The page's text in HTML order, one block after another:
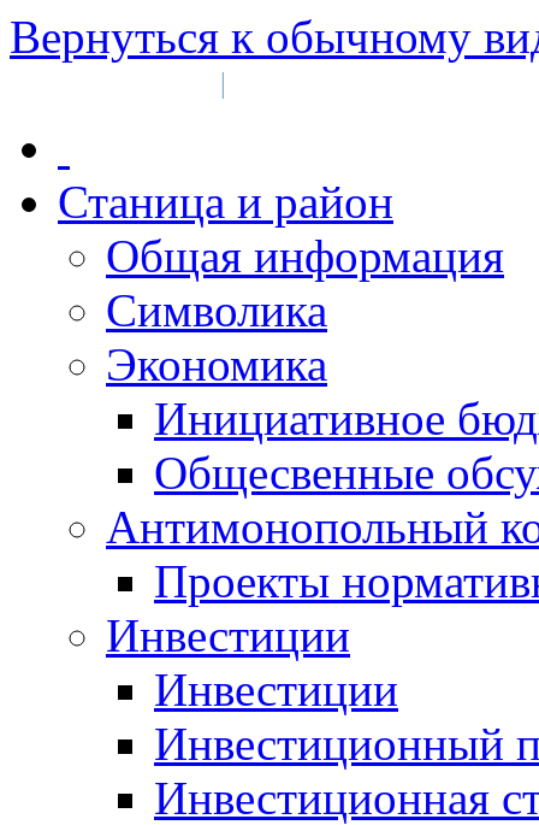
Вернуться к обычному
|
Станица и район
Общая информация
Символика
Экономика
Инициативное
Общесвенные
Антимонопольный
Проекты
Инвестиции
Инвестиции
Инвестиционный
Инвестиционная